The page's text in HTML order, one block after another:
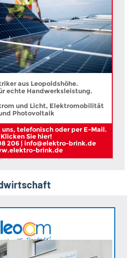
aus Leopoldshöhe.
echte Handwerksleistung.
und Licht, Elektromobilität
Photovoltaik
uns, telefonisch oder per E-Mail.
Klicken Sie hier!
206 | info@elektro-brink.de
brink.de